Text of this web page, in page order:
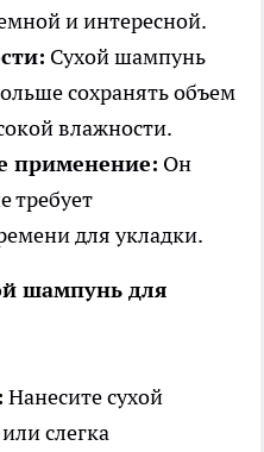
и интересной.
Сухой шампунь
сохранять объем
влажности.
применение: Он
требует
для укладки.
шампунь для
Нанесите сухой
слегка